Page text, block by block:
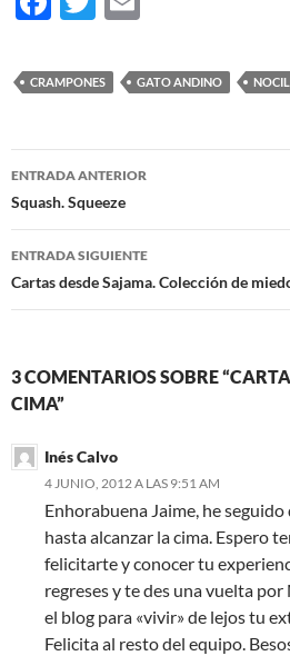
e
o
o
k
itt ail
CRAMPONES GATO ANDINO
Navegación
de
entradas
ENTRADA ANTERIOR
Squash. Squeeze
ENTRADA SIGUIENTE
Cartas desde Sajama. Colección de
3 COMENTARIOS SOBRE
CIMA”
Inés Calvo
4 JUNIO, 2012 A LAS 9:51 AM
Enhorabuena Jaime, he
hasta alcanzar la cima. Espero
felicitarte y conocer tu
regreses y te des una vuelta
el blog para «vivir» de lejos tu
Felicita al resto del equipo.